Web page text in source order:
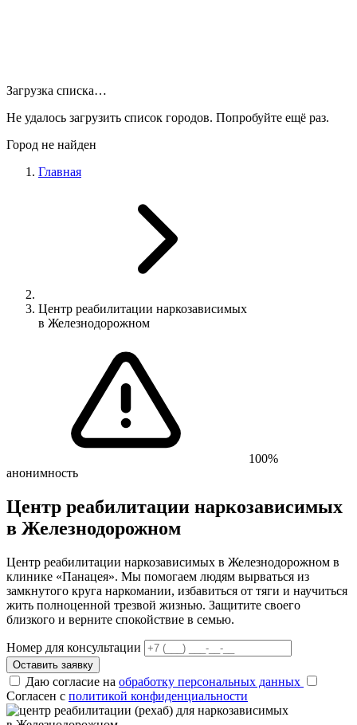
Загрузка списка…
Не удалось загрузить список городов. Попробуйте ещё раз.
Город не найден
Главная
Центр реабилитации наркозависимых
в Железнодорожном
100%
анонимность
Центр реабилитации наркозависимых
в Железнодорожном
Центр реабилитации наркозависимых в Железнодорожном в
клинике «Панацея». Мы помогаем людям вырваться из
замкнутого круга наркомании, избавиться от тяги и научиться
жить полноценной трезвой жизнью. Защитите своего
близкого и верните спокойствие в семью.
Номер для консультации
Оставить заявку
Даю согласие на обработку персональных данных
Согласен с политикой конфиденциальности